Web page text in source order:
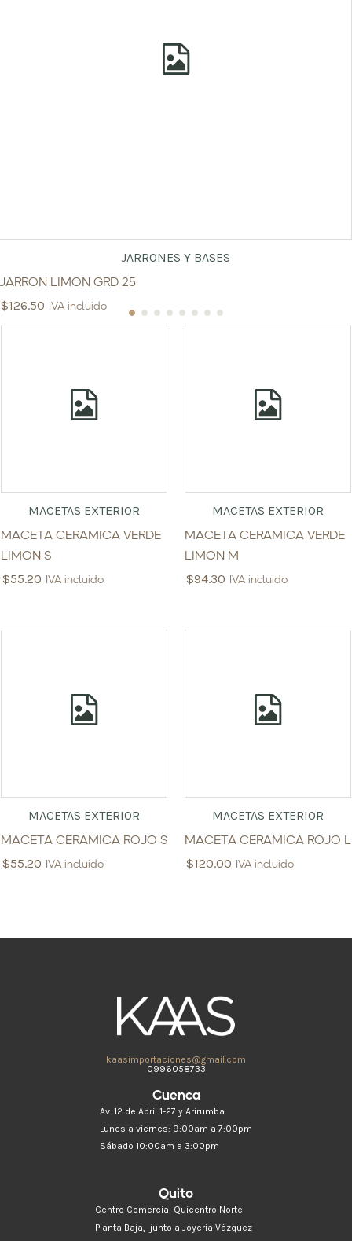
JARRONES Y BASES
JARRON LIMON GRD 25
$126.50 IVA incluido
MACETAS EXTERIOR
MACETA CERAMICA VERDE
LIMON S
$55.20 IVA incluido
MACETAS EXTERIOR
MACETA CERAMICA VERDE
LIMON M
$94.30 IVA incluido
MACETAS EXTERIOR
MACETA CERAMICA ROJO S
$55.20 IVA incluido
MACETAS EXTERIOR
MACETA CERAMICA ROJO L
$120.00 IVA incluido
kaasimportaciones@gmail.com
0996058733
Cuenca
Av. 12 de Abril 1-27 y Arirumba
Lunes a viernes: 9:00am a 7:00pm
Sábado 10:00am a 3:00pm
Quito
Centro Comercial Quicentro Norte
Planta Baja, junto a Joyería Vázquez